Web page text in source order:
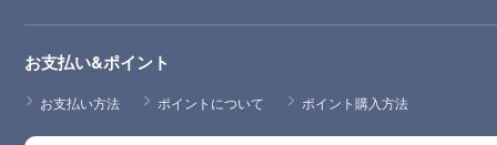
お支払い&ポイント
お支払い方法 ポイントについて ポイント購入方法